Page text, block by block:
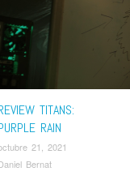
TITANS:
RAIN
21, 2021
Bernat